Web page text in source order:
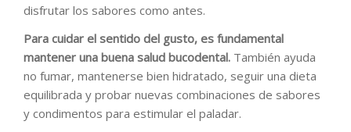
disfrutar los sabores como antes.
Para cuidar el sentido del gusto, es fundamental
mantener una buena salud bucodental. También ayuda
no fumar, mantenerse bien hidratado, seguir una dieta
equilibrada y probar nuevas combinaciones de sabores
y condimentos para estimular el paladar.